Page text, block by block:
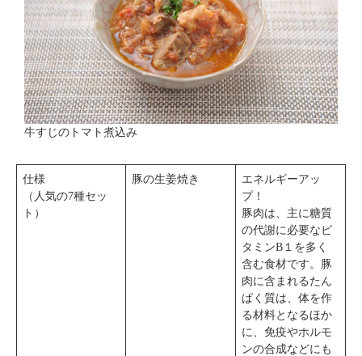
牛すじのトマト煮込み
仕様
（人気の7種セッ
ト）
豚の生姜焼き
エネルギーアッ
プ！
豚肉は、主に糖質
の代謝に必要なビ
タミンB１を多く
含む食材です。豚
肉に含まれるたん
ぱく質は、体を作
る材料となるほか
に、免疫やホルモ
ンの合成などにも